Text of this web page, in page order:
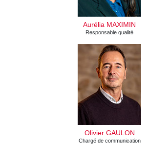
Aurélia MAXIMIN
Responsable qualité
Olivier GAULON
Chargé de communication